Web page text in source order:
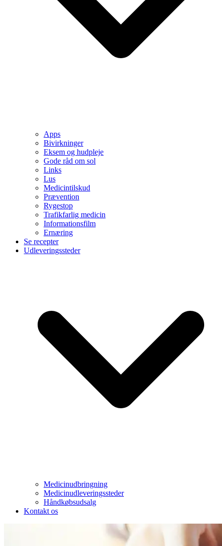
Apps
Bivirkninger
Eksem og hudpleje
Gode råd om sol
Links
Lus
Medicintilskud
Prævention
Rygestop
Trafikfarlig medicin
Informationsfilm
Ernæring
Se recepter
Udleveringssteder
Medicinudbringning
Medicinudleveringssteder
Håndkøbsudsalg
Kontakt os